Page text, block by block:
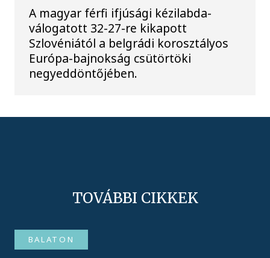
A magyar férfi ifjúsági kézilabda-
válogatott 32-27-re kikapott
Szlovéniától a belgrádi korosztályos
Európa-bajnokság csütörtöki
negyeddöntőjében.
TOVÁBBI CIKKEK
BALATON